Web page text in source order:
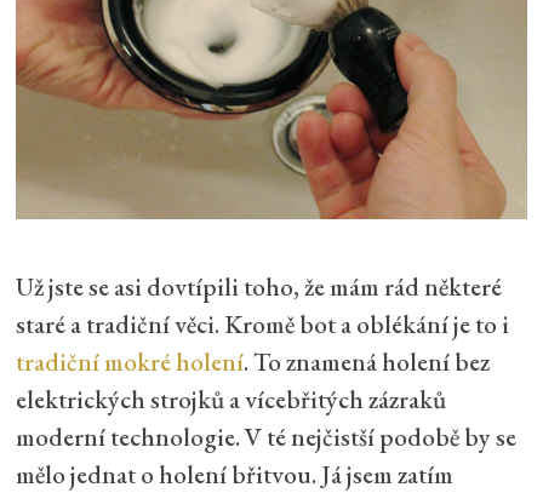
Už jste se asi dovtípili toho, že mám rád některé
staré a tradiční věci. Kromě bot a oblékání je to i
tradiční mokré holení. To znamená holení bez
elektrických strojků a vícebřitých zázraků
moderní technologie. V té nejčistší podobě by se
mělo jednat o holení břitvou. Já jsem zatím